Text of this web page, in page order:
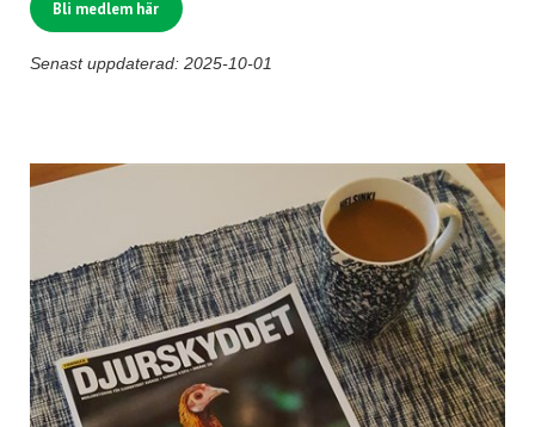
Bli medlem här
Senast uppdaterad: 2025-10-01